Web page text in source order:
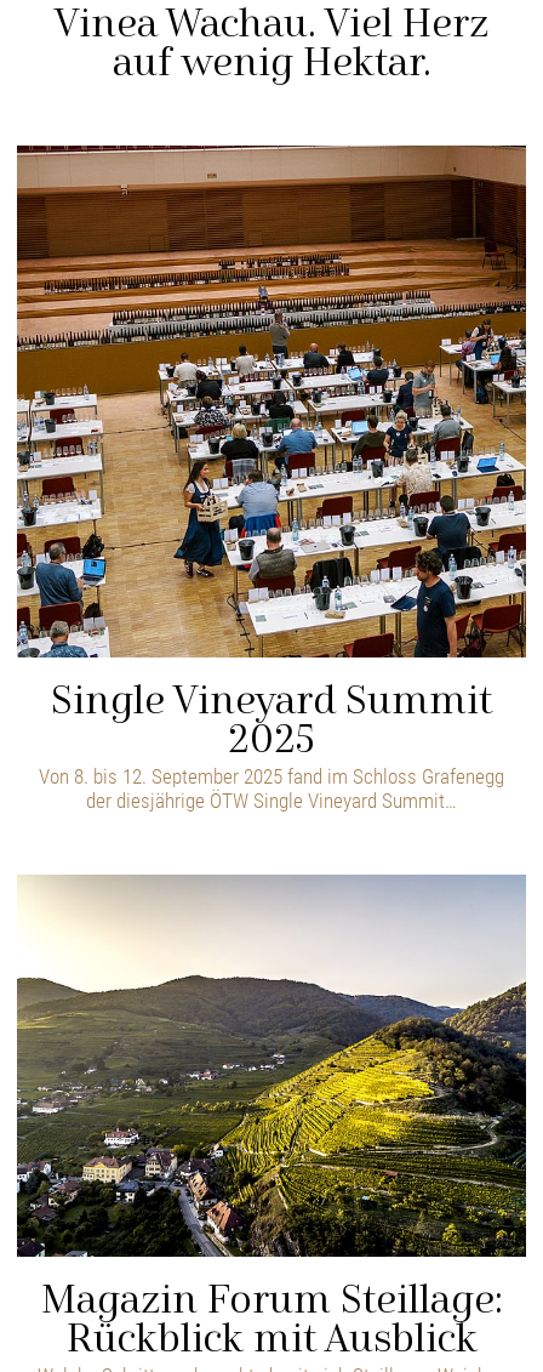
Vinea Wachau. Viel Herz
auf wenig Hektar.
Single Vineyard Summit
2025
Von 8. bis 12. September 2025 fand im Schloss Grafenegg
der diesjährige ÖTW Single Vineyard Summit…
Magazin Forum Steillage:
Rückblick mit Ausblick